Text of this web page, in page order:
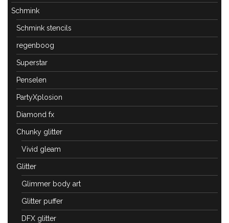
Schmink
Schmink stencils
regenboog
Superstar
Penselen
PartyXplosion
Diamond fx
Chunky glitter
Vivid gleam
Glitter
Glimmer body art
Glitter puffer
DFX glitter